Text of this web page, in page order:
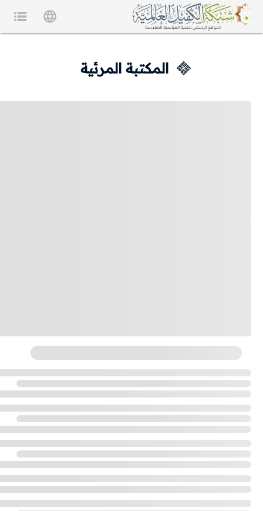
المكتبة المرئية